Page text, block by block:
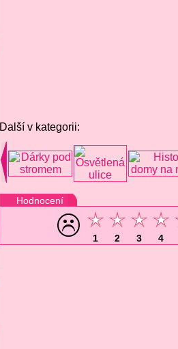
Další v kategorii:
Hodnocení
1 2 3 4